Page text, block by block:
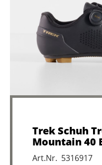
Trek Schuh
Mountain 40
Art.Nr. 5316917